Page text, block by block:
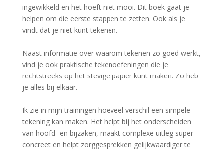
ingewikkeld en het hoeft niet mooi. Dit boek gaat je
helpen om die eerste stappen te zetten. Ook als je
vindt dat je niet kunt tekenen.
Naast informatie over waarom tekenen zo goed werkt,
vind je ook praktische tekenoefeningen die je
rechtstreeks op het stevige papier kunt maken. Zo heb
je alles bij elkaar.
Ik zie in mijn trainingen hoeveel verschil een simpele
tekening kan maken. Het helpt bij het onderscheiden
van hoofd- en bijzaken, maakt complexe uitleg super
concreet en helpt zorggesprekken gelijkwaardiger te